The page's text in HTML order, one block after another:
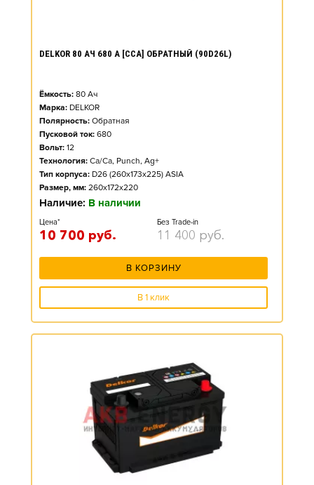
DELKOR 80 АЧ 680 А [CCA] ОБРАТНЫЙ (90D26L)
Ёмкость: 80 Ач
Марка: DELKOR
Полярность: Обратная
Пусковой ток: 680
Вольт: 12
Технология: Ca/Ca, Punch, Ag+
Тип корпуса: D26 (260x173x225) ASIA
Размер, мм: 260x172x220
Наличие: В наличии
Цена*
10 700 руб.
Без Trade-in
11 400 руб.
В КОРЗИНУ
В 1 клик